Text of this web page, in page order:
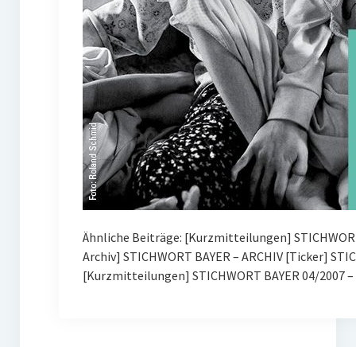
Ähnliche Beiträge: [Kurzmitteilungen]
Archiv] STICHWORT BAYER – ARCHIV [Ticker]
[Kurzmitteilungen] STICHWORT BAYER 04/2007